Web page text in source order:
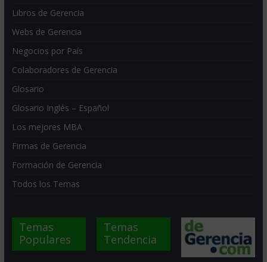
Libros de Gerencia
Webs de Gerencia
Negocios por País
Colaboradores de Gerencia
Glosario
Glosario Inglés – Español
Los mejores MBA
Firmas de Gerencia
Formación de Gerencia
Todos los Temas
Temas
Populares
Temas
Tendencia